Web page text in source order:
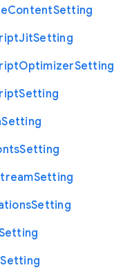
ContentSetting
JitSetting
OptimizerSetting
Setting
Setting
Setting
Setting
Setting
Setting